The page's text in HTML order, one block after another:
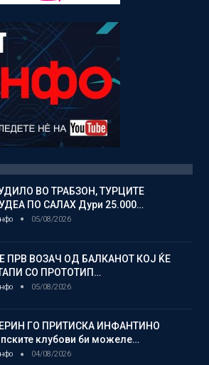
ВО ТРАБЗОН, ТУРЦИТЕ
ПО САЛАХ Дури 25.000…
05/08/2026
ПРВ ВОЗАЧ ОД БАЛКАНОТ КОЈ ЌЕ
СО ПРОТОТИП…
05/08/2026
ГО ПРИТИСКА ИНФАНТИНО
клубови би можеле…
04/08/2026